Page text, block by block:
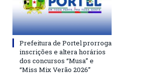
Prefeitura de Portel prorroga
inscrições e altera horários
dos concursos “Musa” e
“Miss Mix Verão 2026”